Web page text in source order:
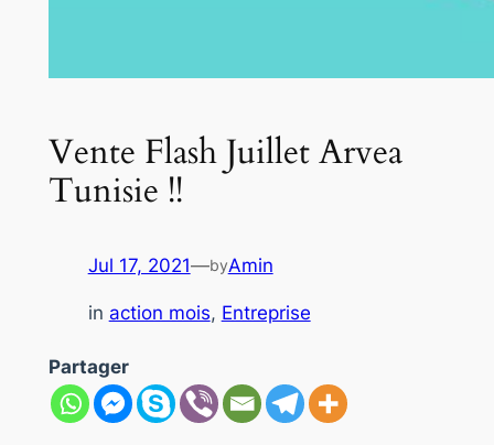
Vente Flash Juillet Arvea
Tunisie !!
Jul 17, 2021—byAmin
in action mois, Entreprise
Partager